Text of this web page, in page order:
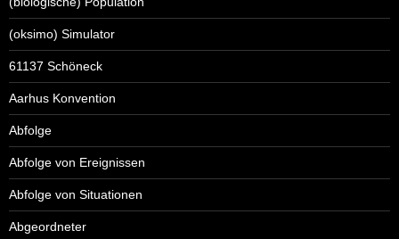
(oksimo) Simulator
61137 Schöneck
Aarhus Konvention
Abfolge
Abfolge von Ereignissen
Abfolge von Situationen
Abgeordneter